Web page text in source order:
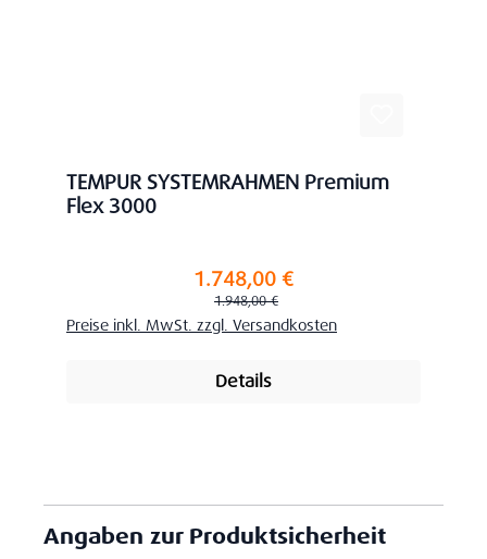
TEMPUR SYSTEMRAHMEN Premium
Flex 3000
Verkaufspreis:1.748,00 €
Regulärer Preis:
1.948,00 €
Preise inkl. MwSt. zzgl. Versandkosten
Details
Angaben zur Produktsicherheit